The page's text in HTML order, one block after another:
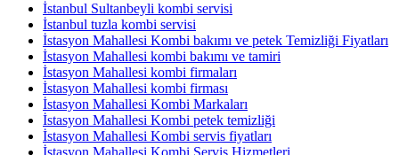
İstanbul Sultanbeyli kombi servisi
İstanbul tuzla kombi servisi
İstasyon Mahallesi Kombi bakımı ve petek Temizliği Fiyatları
İstasyon Mahallesi kombi bakımı ve tamiri
İstasyon Mahallesi kombi firmaları
İstasyon Mahallesi kombi firması
İstasyon Mahallesi Kombi Markaları
İstasyon Mahallesi Kombi petek temizliği
İstasyon Mahallesi Kombi servis fiyatları
İstasyon Mahallesi Kombi Servis Hizmetleri